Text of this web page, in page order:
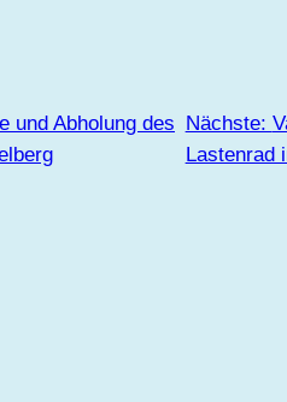
und Abholung des Nächste:
Lastenrad